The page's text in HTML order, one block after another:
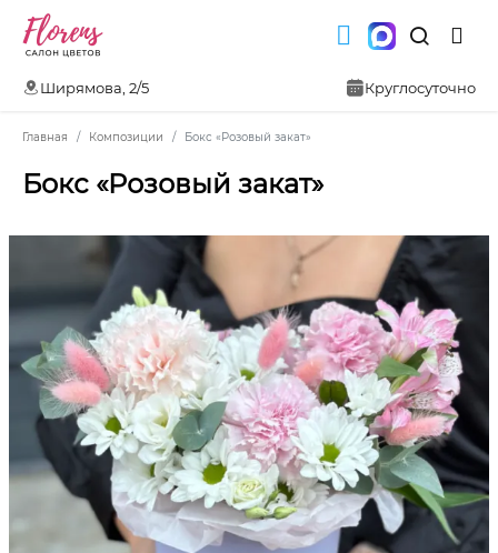
Ширямова, 2/5 Круглосуточно
Главная Композиции Бокс «Розовый закат»
Бокс «Розовый закат»